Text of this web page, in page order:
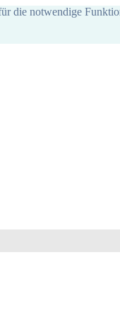
die notwendige